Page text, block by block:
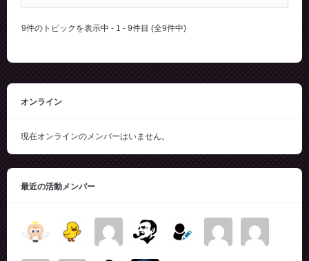
9件のトピックを表示中 - 1 - 9件目 (全9件中)
オンライン
現在オンラインのメンバーはいません。
最近の活動メンバー